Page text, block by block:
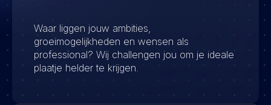
Waar liggen jouw ambities,
groeimogelijkheden en wensen als
professional? Wij challengen jou om je ideale
plaatje helder te krijgen.